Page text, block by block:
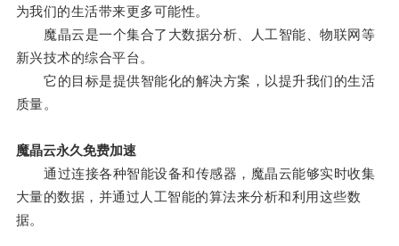
为我们的生活带来更多可能性。
魔晶云是一个集合了大数据分析、人工智能、物联网等
新兴技术的综合平台。
它的目标是提供智能化的解决方案，以提升我们的生活
质量。
魔晶云永久免费加速
通过连接各种智能设备和传感器，魔晶云能够实时收集
大量的数据，并通过人工智能的算法来分析和利用这些数
据。